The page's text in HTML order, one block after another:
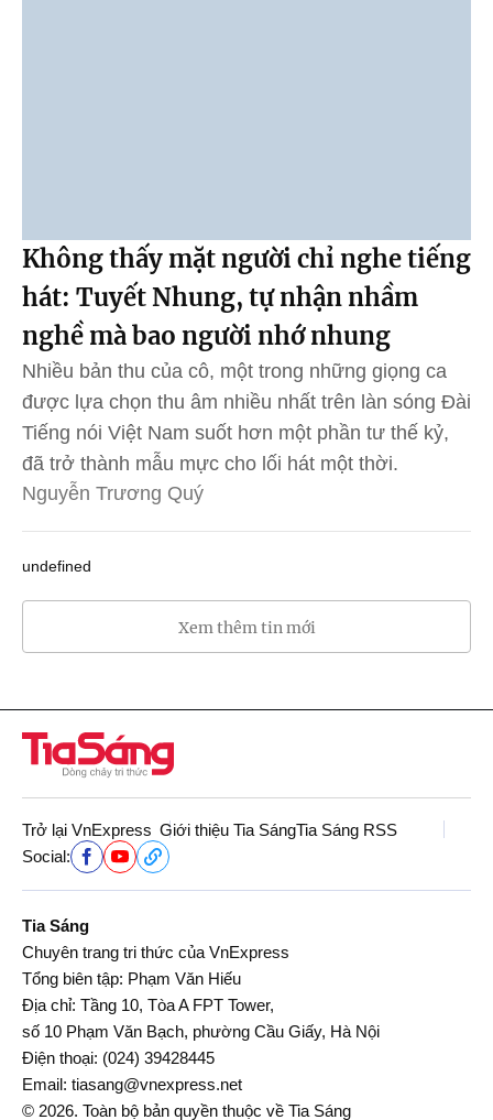
Không thấy mặt người chỉ nghe tiếng
hát: Tuyết Nhung, tự nhận nhầm
nghề mà bao người nhớ nhung
Nhiều bản thu của cô, một trong những giọng ca
được lựa chọn thu âm nhiều nhất trên làn sóng Đài
Tiếng nói Việt Nam suốt hơn một phần tư thế kỷ,
đã trở thành mẫu mực cho lối hát một thời.
Nguyễn Trương Quý
undefined
Xem thêm tin mới
Trở lại VnExpress Giới thiệu Tia SángTia Sáng RSS
Social:
Tia Sáng
Chuyên trang tri thức của VnExpress
Tổng biên tập: Phạm Văn Hiếu
Địa chỉ: Tầng 10, Tòa A FPT Tower,
số 10 Phạm Văn Bạch, phường Cầu Giấy, Hà Nội
Điện thoại: (024) 39428445
Email: tiasang@vnexpress.net
© 2026. Toàn bộ bản quyền thuộc về Tia Sáng